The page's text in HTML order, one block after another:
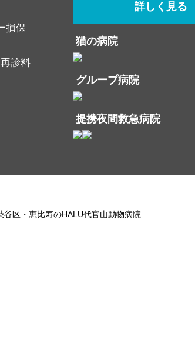
損保
診料
詳しく見る
猫の病院
グループ病院
提携夜間救急病院